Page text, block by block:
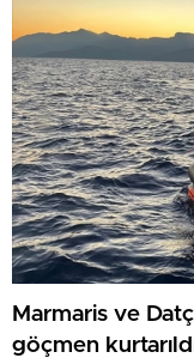
Marmaris ve
göçmen